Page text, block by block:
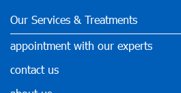
Our Services & Treatments
appointment with our experts
contact us